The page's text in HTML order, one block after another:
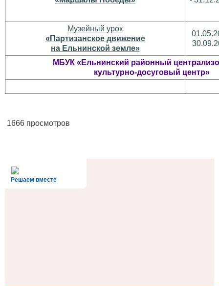
Музейный урок
«Партизанское движение
на Ельнинской земле»
МБУК «Ельнинский районный
культурно-досуговый центр»
1666 просмотров
Решаем вместе